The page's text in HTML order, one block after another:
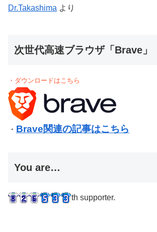
Dr.Takashima より
次世代高速ブラウザ「Brave」
・ダウンロードはこちら
・ Brave関連の記事はこちら
You are…
th supporter.